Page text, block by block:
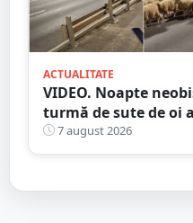
ACTUALITATE
VIDEO. Noapte
turmă de sute de oi
Gest de apreciat al
7 august 2026